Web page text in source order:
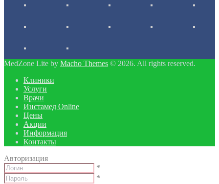
MedZone Lite by Macho Themes © 2026. All rights reserved.
Клиники
Услуги
Врачи
Инстамед Online
Цены
Акции
Информация
Контакты
Авторизация
*
*